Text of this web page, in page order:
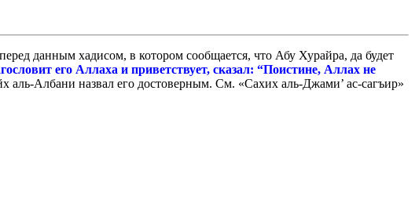
данным хадисом, в котором сообщается, что Абу Хурайра, да будет
его Аллаха и приветствует, сказал: “Поистине, Аллах не
Албани назвал его достоверным. См. «Сахих аль-Джами’ ас-сагъир»